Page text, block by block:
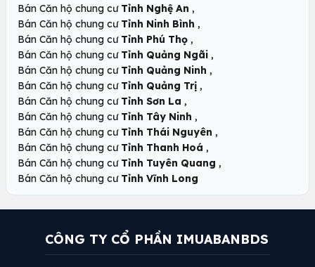
Bán Căn hộ chung cư Tỉnh Nghệ An ,
Bán Căn hộ chung cư Tỉnh Ninh Bình ,
Bán Căn hộ chung cư Tỉnh Phú Thọ ,
Bán Căn hộ chung cư Tỉnh Quảng Ngãi ,
Bán Căn hộ chung cư Tỉnh Quảng Ninh ,
Bán Căn hộ chung cư Tỉnh Quảng Trị ,
Bán Căn hộ chung cư Tỉnh Sơn La ,
Bán Căn hộ chung cư Tỉnh Tây Ninh ,
Bán Căn hộ chung cư Tỉnh Thái Nguyên ,
Bán Căn hộ chung cư Tỉnh Thanh Hoá ,
Bán Căn hộ chung cư Tỉnh Tuyên Quang ,
Bán Căn hộ chung cư Tỉnh Vĩnh Long
CÔNG TY CỔ PHẦN IMUABANBDS